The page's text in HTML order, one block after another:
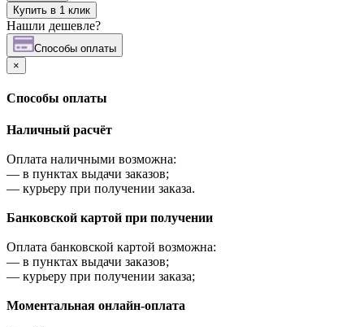
Купить в 1 клик
Нашли дешевле?
Cпособы оплаты
×
Cпособы оплаты
Наличный расчёт
Оплата наличными возможна:
— в пунктах выдачи заказов;
— курьеру при получении заказа.
Банковской картой при получении
Оплата банковской картой возможна:
— в пунктах выдачи заказов;
— курьеру при получении заказа;
Моментальная онлайн-оплата